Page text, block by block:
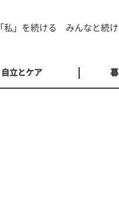
「私」を続ける みんなと続
自立とケア